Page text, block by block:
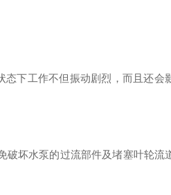
下工作不但振动剧烈，而且还会
坏水泵的过流部件及堵塞叶轮流